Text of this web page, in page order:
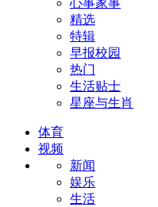
心事家事
精选
特辑
早报校园
热门
生活贴士
星座与生肖
体育
视频
新闻
娱乐
生活